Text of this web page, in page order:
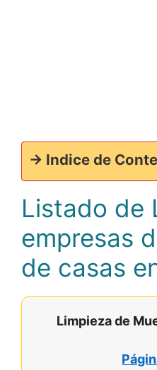
-> Indice de
Listado de
empresas
de casas
Limpieza de